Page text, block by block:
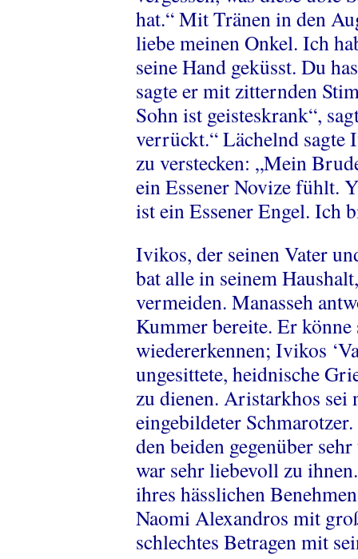
hat.“ Mit Tränen in den
liebe meinen Onkel. Ich
seine Hand geküsst. Du
sagte er mit zitternden
Sohn ist geisteskrank“,
verrückt.“ Lächelnd sagte
zu verstecken: „Mein
ein Essener Novize fühlt.
ist ein Essener Engel. Ich
Ivikos, der seinen Vater
bat alle in seinem
vermeiden. Manasseh
Kummer bereite. Er
wiedererkennen; Ivikos
ungesittete, heidnische
zu dienen. Aristarkhos sei
eingebildeter
den beiden gegenüber
war sehr liebevoll zu
ihres hässlichen
Naomi Alexandros mit
schlechtes Betragen mit